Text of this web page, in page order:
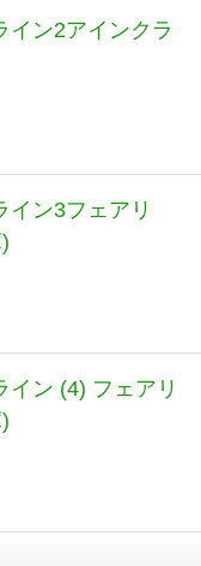
イン2アインクラ
イン3フェアリ
イン (4) フェアリ